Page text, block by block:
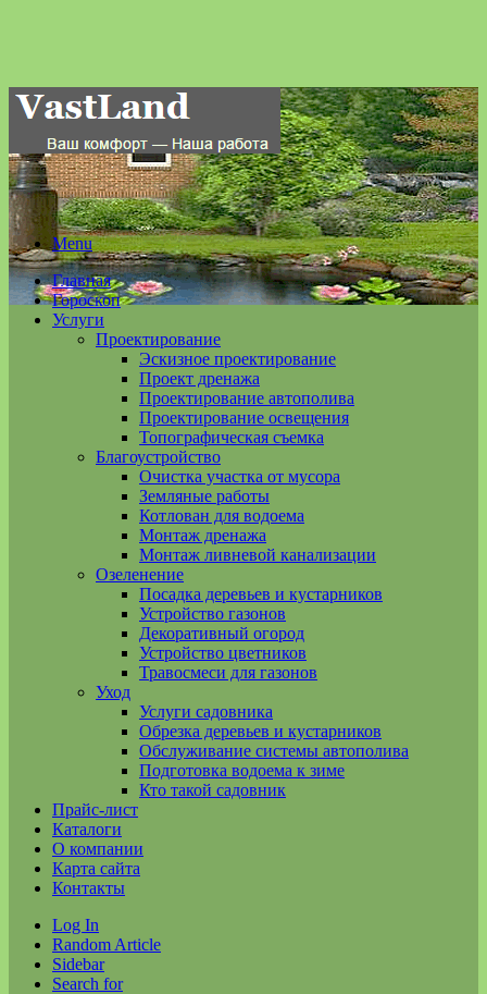
Menu
Главная
Гороскоп
Услуги
Проектирование
Эскизное проектирование
Проект дренажа
Проектирование автополива
Проектирование освещения
Топографическая съемка
Благоустройство
Очистка участка от мусора
Земляные работы
Котлован для водоема
Монтаж дренажа
Монтаж ливневой канализации
Озеленение
Посадка деревьев и кустарников
Устройство газонов
Декоративный огород
Устройство цветников
Травосмеси для газонов
Уход
Услуги садовника
Обрезка деревьев и кустарников
Обслуживание системы автополива
Подготовка водоема к зиме
Кто такой садовник
Прайс-лист
Каталоги
О компании
Карта сайта
Контакты
Log In
Random Article
Sidebar
Search for